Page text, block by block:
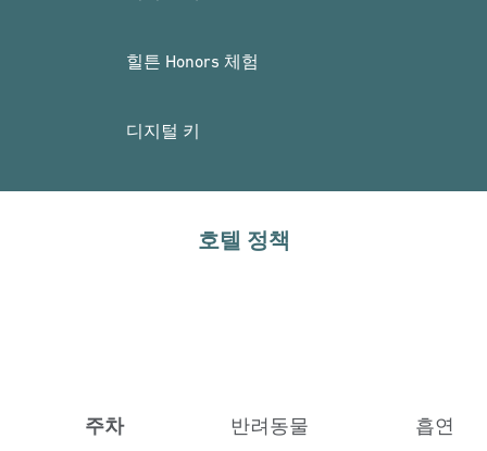
힐튼 Honors 체험
디지털 키
호텔 정책
주차 반려동물 흡연